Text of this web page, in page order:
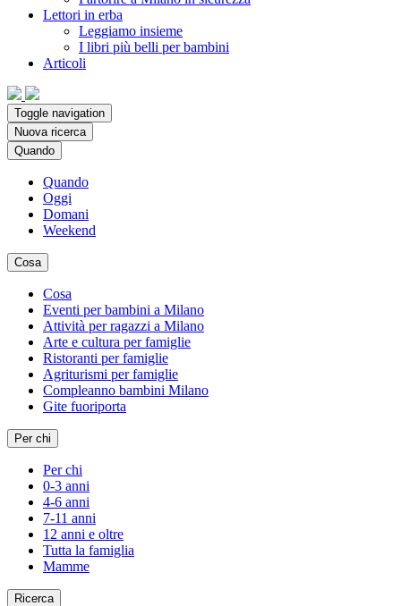
Lettori in erba
Leggiamo insieme
I libri più belli per bambini
Articoli
Toggle navigation
Nuova ricerca
Quando
Quando
Oggi
Domani
Weekend
Cosa
Cosa
Eventi per bambini a Milano
Attività per ragazzi a Milano
Arte e cultura per famiglie
Ristoranti per famiglie
Agriturismi per famiglie
Compleanno bambini Milano
Gite fuoriporta
Per chi
Per chi
0-3 anni
4-6 anni
7-11 anni
12 anni e oltre
Tutta la famiglia
Mamme
Ricerca